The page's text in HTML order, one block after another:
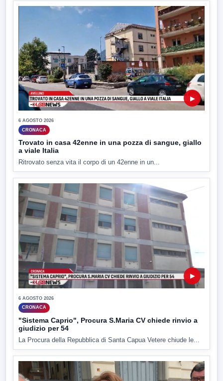
▶
6 AGOSTO 2026
CRONACA
Trovato in casa 42enne in una pozza di sangue, giallo
a viale Italia
Ritrovato senza vita il corpo di un 42enne in un...
▶
6 AGOSTO 2026
CRONACA
"Sistema Caprio", Procura S.Maria CV chiede rinvio a
giudizio per 54
La Procura della Repubblica di Santa Capua Vetere chiude le...